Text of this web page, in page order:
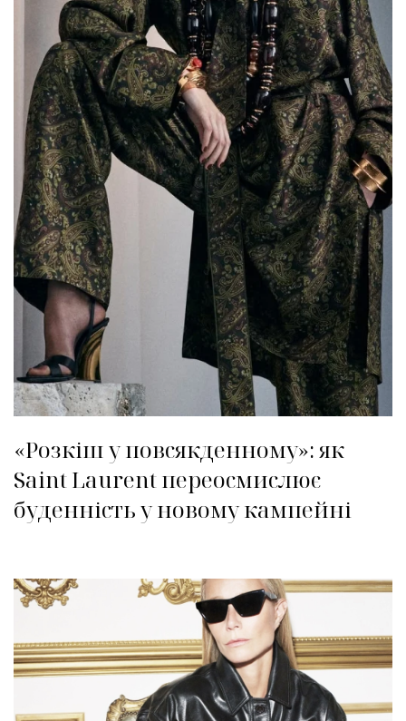
‭«Розкіш у повсякденному‭»: як
Saint Laurent переосмислює
буденність у новому кампейні